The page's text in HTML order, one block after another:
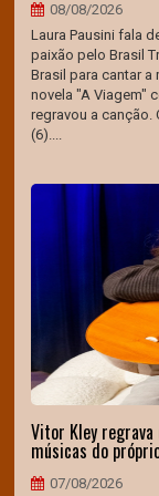
08/08/2026
Laura Pausini fala
paixão pelo Brasil
Brasil para cantar a
novela "A Viagem"
regravou a canção.
(6)....
Vitor Kley
músicas do
07/08/2026